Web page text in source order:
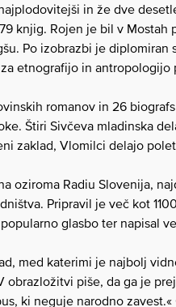
in že dve
knjig. Rojen je bil v Mostah
Po izobrazbi je diplomiran
etnografijo in antropologijo
romanov in 26
Štiri Sivčeva mladinska
zaklad, Vlomilci delajo
oziroma Radiu Slovenija,
Pripravil je več kot
glasbo ter napisal
med katerimi je najbolj
obrazložitvi piše, da ga je
ki neguje narodno